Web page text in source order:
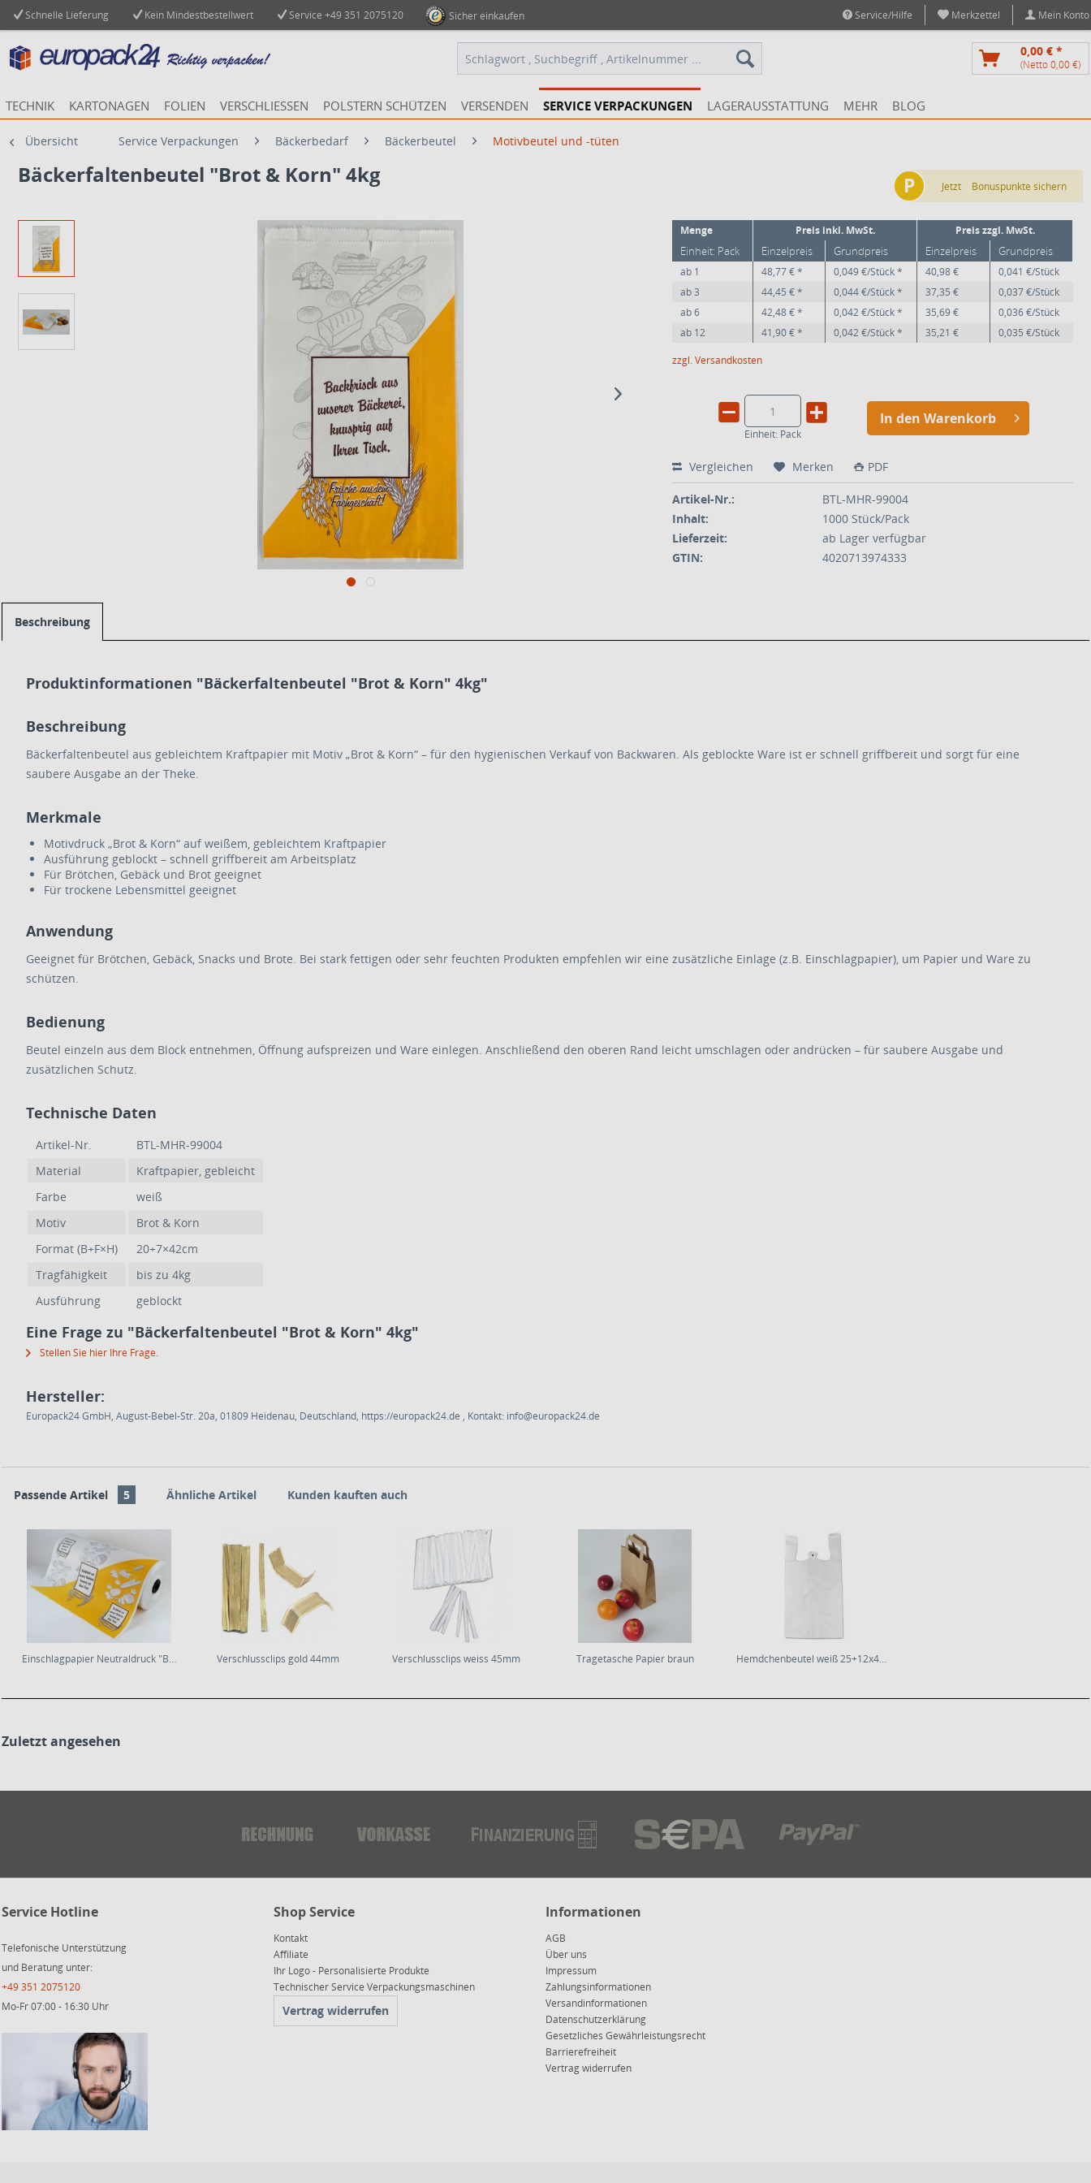
Schnelle Lieferung Kein Mindestbestellwert Service +49 351 2075120 Sicher einkaufen Service/Hilfe Merkzettel Mein Konto
0,00 € *
(Netto 0,00 €)
TECHNIK KARTONAGEN FOLIEN VERSCHLIESSEN POLSTERN SCHÜTZEN VERSENDEN SERVICE VERPACKUNGEN LAGERAUSSTATTUNG MEHR BLOG
Übersicht Service Verpackungen Bäckerbedarf Bäckerbeutel Motivbeutel und -tüten
Bäckerfaltenbeutel "Brot & Korn" 4kg
Menge Preis inkl. MwSt. Preis zzgl. MwSt.
Einheit: Pack Einzelpreis Grundpreis Einzelpreis Grundpreis
ab 1 48,77 € * 0,049 €/Stück * 40,98 €
0,041 €/Stück
ab3 44,45 € * 0,044 €/Stück * 37,35 €
0,037 €/Stück
ab6 42,48 € * 0,042 €/Stück * 35,69 €
0,036 €/Stück
ab 12 41,90 € * 0,042 €/Stück * 35,21 €
0,035 €/Stück
zzgl. Versandkosten
Einheit: Pack
In den Warenkorb
Vergleichen Merken PDF
Artikel-Nr.:
BTL-MHR-99004
Inhalt:
1000 Stück/Pack
Lieferzeit:
ab Lager verfügbar
GTIN:
4020713974333
P Jetzt Bonuspunkte sichern
Beschreibung
Produktinformationen "Bäckerfaltenbeutel "Brot & Korn" 4kg"
Beschreibung
Bäckerfaltenbeutel aus gebleichtem Kraftpapier mit Motiv „Brot & Korn“ – für den hygienischen Verkauf von Backwaren. Als geblockte Ware ist er schnell griffbereit und sorgt für eine
saubere Ausgabe an der Theke.
Merkmale
Motivdruck „Brot & Korn“ auf weißem, gebleichtem Kraftpapier
Ausführung geblockt – schnell griffbereit am Arbeitsplatz
Für Brötchen, Gebäck und Brot geeignet
Für trockene Lebensmittel geeignet
Anwendung
Geeignet für Brötchen, Gebäck, Snacks und Brote. Bei stark fettigen oder sehr feuchten Produkten empfehlen wir eine zusätzliche Einlage (z.B. Einschlagpapier), um Papier und Ware zu
schützen.
Bedienung
Beutel einzeln aus dem Block entnehmen, Öffnung aufspreizen und Ware einlegen. Anschließend den oberen Rand leicht umschlagen oder andrücken – für saubere Ausgabe und
zusätzlichen Schutz.
Technische Daten
Artikel-Nr.
BTL-MHR-99004
Material
Kraftpapier, gebleicht
Farbe
weiß
Motiv
Brot & Korn
Format (B+F×H)
20+7×42cm
Tragfähigkeit
bis zu 4kg
Ausführung
geblockt
Eine Frage zu "Bäckerfaltenbeutel "Brot & Korn" 4kg"
Stellen Sie hier Ihre Frage.
Hersteller:
Europack24 GmbH, August-Bebel-Str. 20a, 01809 Heidenau, Deutschland, https://europack24.de , Kontakt: info@europack24.de
Passende Artikel 5 Ähnliche Artikel Kunden kauften auch
Einschlagpapier Neutraldruck "Brot & Korn"... Verschlussclips gold 44mm Verschlussclips weiss 45mm Tragetasche Papier braun Hemdchenbeutel weiß 25+12x46cm 14µm
Zuletzt angesehen
Service Hotline
Telefonische Unterstützung
und Beratung unter:
+49 351 2075120
Mo-Fr 07:00 - 16:30 Uhr
Shop Service
Kontakt
Affiliate
Ihr Logo - Personalisierte Produkte
Technischer Service Verpackungsmaschinen
Vertrag widerrufen
Informationen
AGB
Über uns
Impressum
Zahlungsinformationen
Versandinformationen
Datenschutzerklärung
Gesetzliches Gewährleistungsrecht
Barrierefreiheit
Vertrag widerrufen